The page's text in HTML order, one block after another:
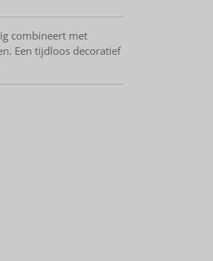
combineert met
Een tijdloos decoratief